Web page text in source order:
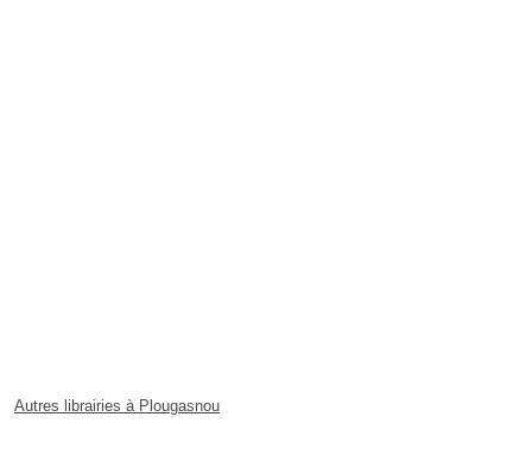
Autres librairies à Plougasnou